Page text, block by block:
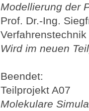
Modellierung der
Prof. Dr.-Ing.
Verfahrenstechnik
Wird im neuen
Beendet:
Teilprojekt A07
Molekulare